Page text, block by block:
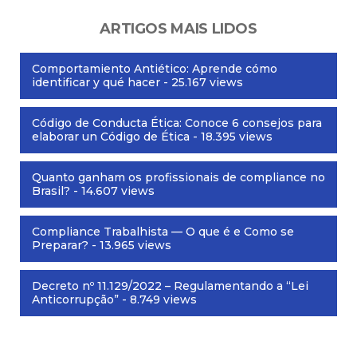
ARTIGOS MAIS LIDOS
Comportamiento Antiético: Aprende cómo
identificar y qué hacer - 25.167 views
Código de Conducta Ética: Conoce 6 consejos para
elaborar un Código de Ética - 18.395 views
Quanto ganham os profissionais de compliance no
Brasil? - 14.607 views
Compliance Trabalhista — O que é e Como se
Preparar? - 13.965 views
Decreto nº 11.129/2022 – Regulamentando a “Lei
Anticorrupção” - 8.749 views